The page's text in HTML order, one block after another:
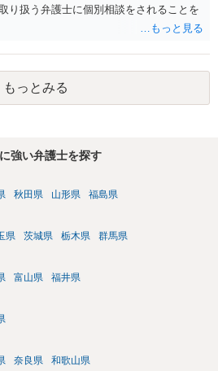
うことになります。 会社等との交渉が必
社でしたら、自ら話してくると思います
以上、ご参考まで。
り扱う弁護士に個別相談をされることを
もっとみる
強い弁護士を探す
秋田県 山形県 福島県
県 茨城県 栃木県 群馬県
富山県 福井県
奈良県 和歌山県